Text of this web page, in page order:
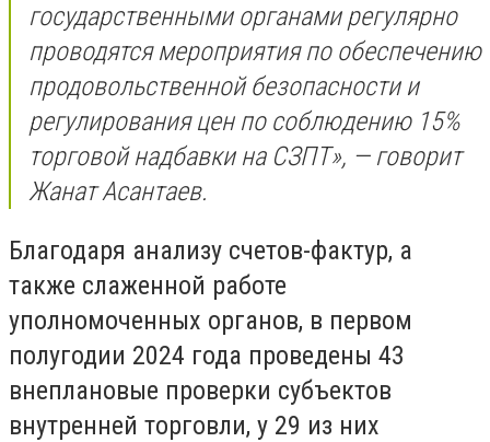
государственными органами регулярно
проводятся мероприятия по обеспечению
продовольственной безопасности и
регулирования цен по соблюдению 15%
торговой надбавки на СЗПТ», — говорит
Жанат Асантаев.
Благодаря анализу счетов-фактур, а
также слаженной работе
уполномоченных органов, в первом
полугодии 2024 года проведены 43
внеплановые проверки субъектов
внутренней торговли, у 29 из них